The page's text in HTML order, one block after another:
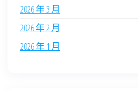
2026 年 3 月
2026 年 2 月
2026 年 1 月